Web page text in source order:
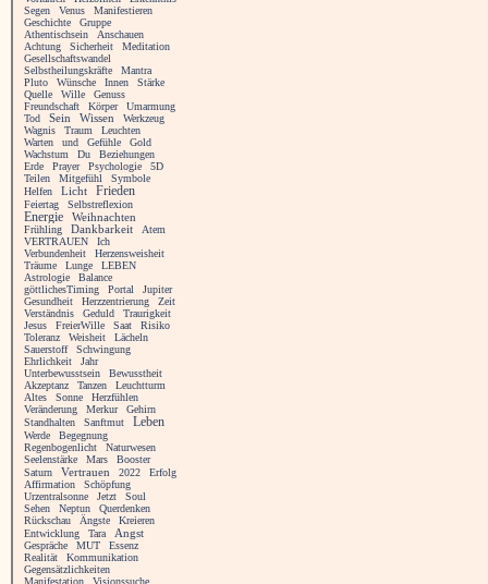
Segen
Venus
Manifestieren
Geschichte
Gruppe
Athentischsein
Anschauen
Achtung
Sicherheit
Meditation
Gesellschaftswandel
Selbstheilungskräfte
Mantra
Pluto
Wünsche Innen
Stärke
Quelle
Wille
Genuss
Freundschaft
Körper
Umarmung
Tod
Sein Wissen
Werkzeug
Wagnis
Traum
Leuchten
Warten
und Gefühle
Gold
Wachstum
Du
Beziehungen
Erde
Prayer Psychologie
5D
Teilen
Mitgefühl
Symbole
Helfen
Licht Frieden
Feiertag Selbstreflexion
Energie
Weihnachten
Frühling
Dankbarkeit
Atem
VERTRAUEN
Ich
Verbundenheit
Herzensweisheit
Träume
Lunge
LEBEN
Astrologie
Balance
göttlichesTiming
Portal
Jupiter
Gesundheit
Herzzentrierung
Zeit
Verständnis
Geduld
Traurigkeit
Jesus
FreierWille Saat
Risiko
Toleranz
Weisheit
Lächeln
Sauerstoff
Schwingung
Ehrlichkeit
Jahr
Unterbewusstsein
Bewusstheit
Akzeptanz
Tanzen
Leuchtturm
Altes
Sonne
Herzfühlen
Veränderung
Merkur
Gehirn
Standhalten
Sanftmut Leben
Werde
Begegnung
Regenbogenlicht
Naturwesen
Seelenstärke
Mars
Booster
Saturn
Vertrauen 2022
Erfolg
Affirmation
Schöpfung
Urzentralsonne
Jetzt
Soul
Sehen
Neptun
Querdenken
Rückschau
Ängste
Kreieren
Entwicklung
Tara Angst
Gespräche MUT
Essenz
Realität
Kommunikation
Gegensätzlichkeiten
Manifestation
Visionssuche